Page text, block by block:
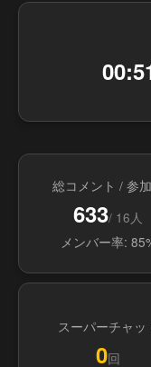
総コメント / 参
633/ 16人
メンバー率:
スーパーチャッ
0回